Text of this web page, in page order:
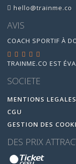
hello@trainme.co
AVIS
COACH SPORTIF À
TRAINME.CO EST
SOCIETE
MENTIONS LEGALES
CGU
GESTION DES
DES PRIX